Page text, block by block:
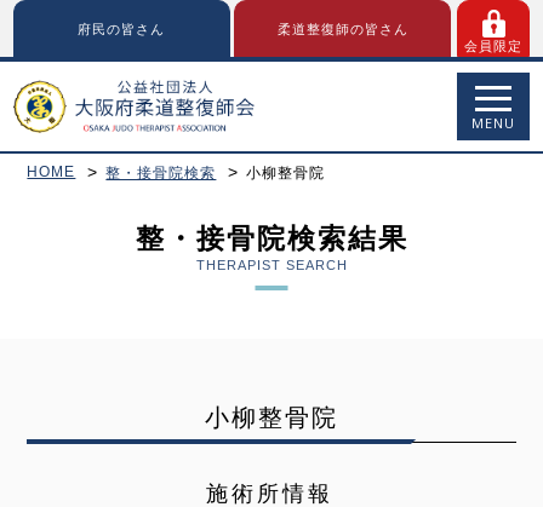
府民の皆さん
柔道整復師の皆さん
会員限定
MENU
HOME 整・接骨院検索 小柳整骨院
整・接骨院検索結果
THERAPIST SEARCH
小柳整骨院
施術所情報